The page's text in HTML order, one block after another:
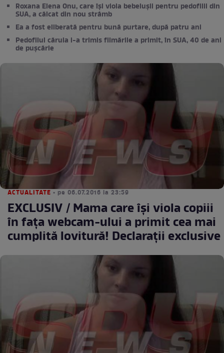
Roxana Elena Onu, care își viola bebelușii pentru pedofilii din
SUA, a călcat din nou strâmb
Ea a fost eliberată pentru bună purtare, după patru ani
Pedofilul căruia i-a trimis filmările a primit, în SUA, 40 de ani
de pușcărie
ACTUALITATE • pe 06.07.2016 la 23:59
EXCLUSIV / Mama care îşi viola copiii
în faţa webcam-ului a primit cea mai
cumplită lovitură! Declaraţii exclusive